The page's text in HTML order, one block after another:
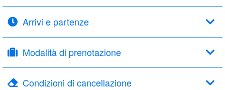
Arrivi e partenze
Modalità di prenotazione
Condizioni di cancellazione